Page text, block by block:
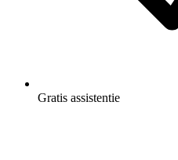
Gratis assistentie